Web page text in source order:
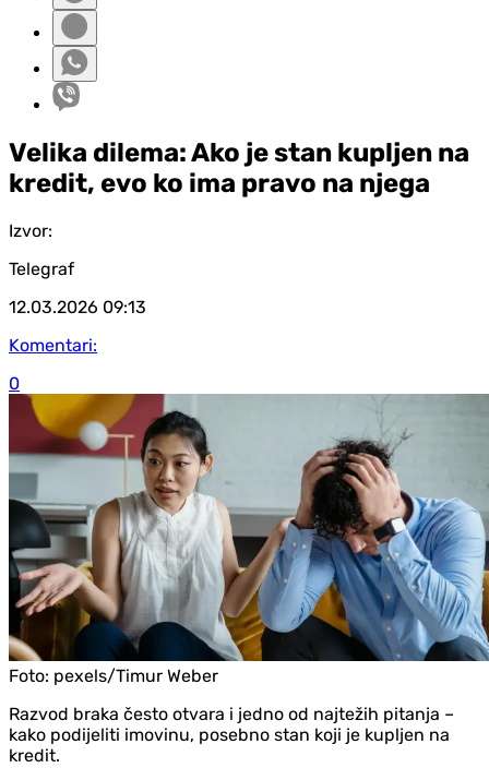
Velika dilema: Ako je stan kupljen na
kredit, evo ko ima pravo na njega
Izvor:
Telegraf
12.03.2026 09:13
Komentari:
0
Foto: pexels/Timur Weber
Razvod braka često otvara i jedno od najtežih pitanja –
kako podijeliti imovinu, posebno stan koji je kupljen na
kredit.